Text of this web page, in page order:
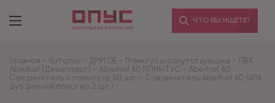
ЧТО ВЫ ИЩЕТЕ?
Главная - Каталог - ДРУГОЕ - Плинтус и сопутствующие - ПВХ
Aberhof (Декопласт) - Aberhof 60 ПЛИНТУС - Aberhof 60
Соединитель к плинтусу, 50 шт. - Соединитель Aberhof 60 5816
Дуб Зимний(блистер 2 шт.)